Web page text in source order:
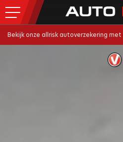
Bekijk onze allrisk autoverzekering met